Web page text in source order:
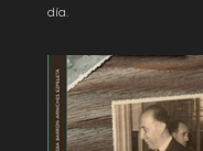
día.